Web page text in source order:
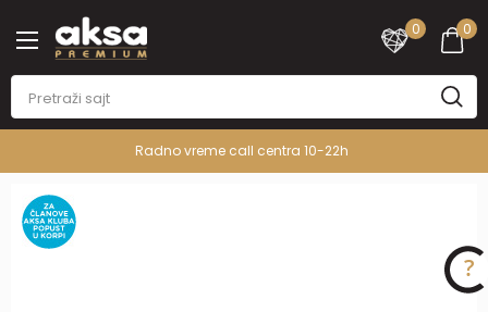
0
0
Radno vreme call centra 10-22h